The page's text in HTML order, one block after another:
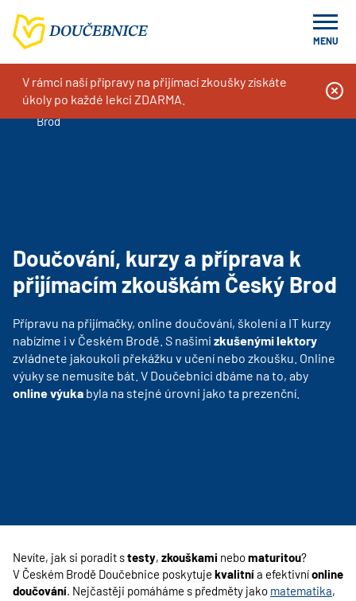
MENU
V rámci naší přípravy na přijímací zkoušky získáte
úkoly po každé lekci ZDARMA.
Doučování na míru, kurzy a příprava k přijímacím zkouškám
Doučování, kurzy a příprava k přijímacím zkouškám Český
Brod
Doučování, kurzy a příprava k
přijímacím zkouškám Český Brod
Přípravu na přijímačky, online doučování, školení a IT kurzy
nabízíme i v Českém Brodě. S našimi zkušenými lektory
zvládnete jakoukoli překážku v učení nebo zkoušku. Online
výuky se nemusíte bát. V Doučebnici dbáme na to, aby
online výuka byla na stejné úrovni jako ta prezenční.
Nevíte, jak si poradit stesty, zkouškami nebomaturitou?
V Českém Brodě Doučebnice poskytuje kvalitnía efektivníonline
doučování. Nejčastěji pomáháme s předměty jako matematika,